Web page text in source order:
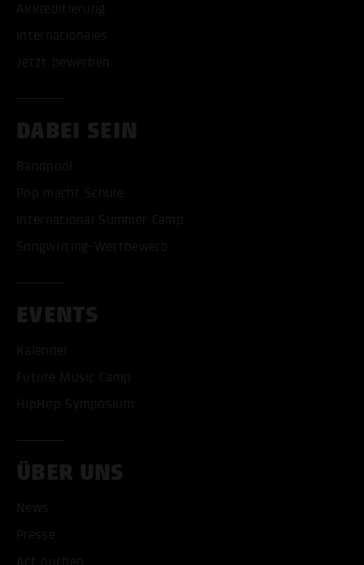
Akkreditierung
Internationales
Jetzt bewerben
DABEI SEIN
Bandpool
Pop macht Schule
International Summer Camp
Songwriting-Wettbewerb
EVENTS
Kalender
Future Music Camp
HipHop Symposium
ÜBER UNS
News
Presse
Act buchen